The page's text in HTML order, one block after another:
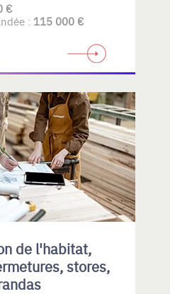
€
: 115 000 €
de l'habitat,
stores,